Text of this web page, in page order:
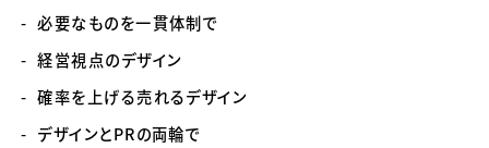
必要なものを一貫体制で
経営視点のデザイン
確率を上げる売れるデザイン
デザインとPRの両輪で